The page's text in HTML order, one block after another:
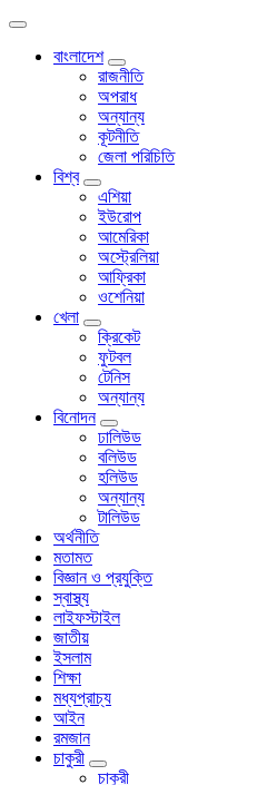
বাংলাদেশ
রাজনীতি
অপরাধ
অন্যান্য
কূটনীতি
জেলা পরিচিতি
বিশ্ব
এশিয়া
ইউরোপ
আমেরিকা
অস্ট্রেলিয়া
আফ্রিকা
ওশেনিয়া
খেলা
ক্রিকেট
ফুটবল
টেনিস
অন্যান্য
বিনোদন
ঢালিউড
বলিউড
হলিউড
অন্যান্য
টালিউড
অর্থনীতি
মতামত
বিজ্ঞান ও প্রযুক্তি
স্বাস্থ্য
লাইফস্টাইল
জাতীয়
ইসলাম
শিক্ষা
মধ্যপ্রাচ্য
আইন
রমজান
চাকুরী
চাকুরী